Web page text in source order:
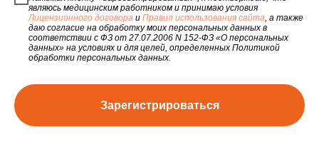
являюсь медицинским работником и принимаю условия
Лицензионного договора и Правил использования сайта , а также
даю согласие на обработку моих персональных данных в
соответствии с ФЗ от 27.07.2006 N 152-ФЗ «О персональных
данных» на условиях и для целей, определенных Политикой
обработки персональных данных.
Зарегистрироваться